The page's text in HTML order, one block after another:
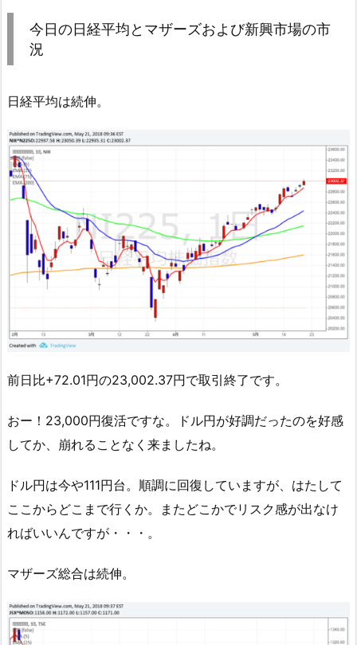
今日の日経平均とマザーズおよび新興市場の市
況
日経平均は続伸。
前日比+72.01円の23,002.37円で取引終了です。
おー！23,000円復活ですな。ドル円が好調だったのを好感
してか、崩れることなく来ましたね。
ドル円は今や111円台。順調に回復していますが、はたして
ここからどこまで行くか。またどこかでリスク感が出なけ
ればいいんですが・・・。
マザーズ総合は続伸。